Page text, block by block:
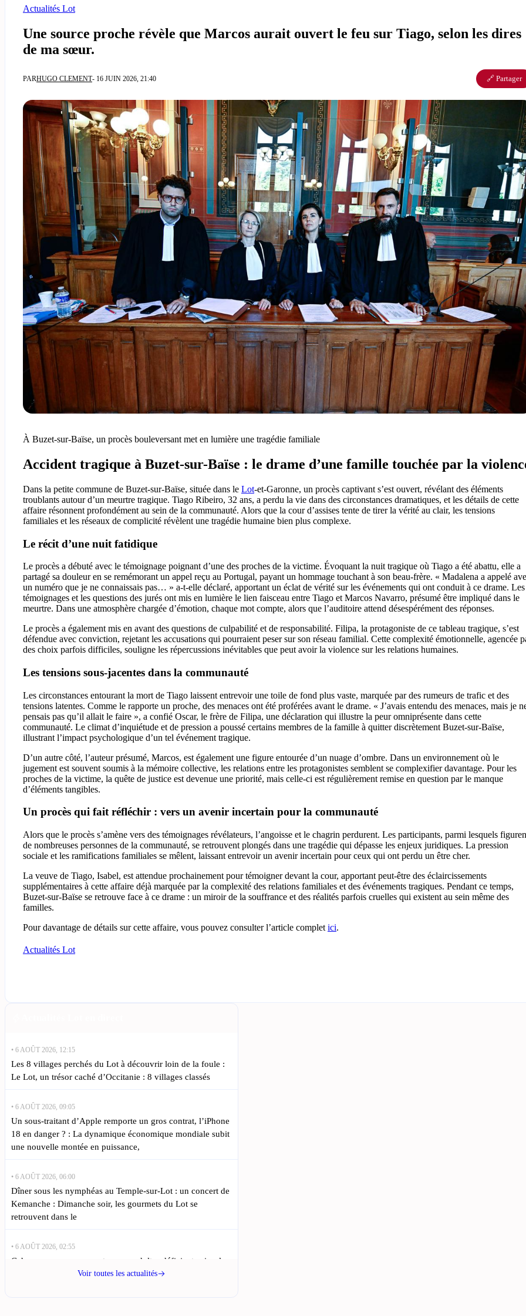
Actualités Lot
Une source proche révèle que Marcos aurait ouvert le feu sur Tiago, selon les dires
de ma sœur.
PARHUGO CLEMENT- 16 JUIN 2026, 21:40 🔗 Partager
À Buzet-sur-Baïse, un procès bouleversant met en lumière une tragédie familiale
Accident tragique à Buzet-sur-Baïse : le drame d’une famille touchée par la
Dans la petite commune de Buzet-sur-Baïse, située dans le Lot-et-Garonne, un procès captivant s’est ouvert, révélant des éléments
troublants autour d’un meurtre tragique. Tiago Ribeiro, 32 ans, a perdu la vie dans des circonstances dramatiques, et les détails de cette
affaire résonnent profondément au sein de la communauté. Alors que la cour d’assises tente de tirer la vérité au clair, les tensions
familiales et les réseaux de complicité révèlent une tragédie humaine bien plus complexe.
Le récit d’une nuit fatidique
Le procès a débuté avec le témoignage poignant d’une des proches de la victime. Évoquant la nuit tragique où Tiago a été abattu, elle a
partagé sa douleur en se remémorant un appel reçu au Portugal, payant un hommage touchant à son beau-frère. « Madalena a appelé
un numéro que je ne connaissais pas… » a-t-elle déclaré, apportant un éclat de vérité sur les événements qui ont conduit à ce drame. Les
témoignages et les questions des jurés ont mis en lumière le lien faisceau entre Tiago et Marcos Navarro, présumé être impliqué dans le
meurtre. Dans une atmosphère chargée d’émotion, chaque mot compte, alors que l’auditoire attend désespérément des réponses.
Le procès a également mis en avant des questions de culpabilité et de responsabilité. Filipa, la protagoniste de ce tableau tragique, s’est
défendue avec conviction, rejetant les accusations qui pourraient peser sur son réseau familial. Cette complexité émotionnelle, agencée
des choix parfois difficiles, souligne les répercussions inévitables que peut avoir la violence sur les relations humaines.
Les tensions sous-jacentes dans la communauté
Les circonstances entourant la mort de Tiago laissent entrevoir une toile de fond plus vaste, marquée par des rumeurs de trafic et des
tensions latentes. Comme le rapporte un proche, des menaces ont été proférées avant le drame. « J’avais entendu des menaces, mais je
pensais pas qu’il allait le faire », a confié Oscar, le frère de Filipa, une déclaration qui illustre la peur omniprésente dans cette
communauté. Le climat d’inquiétude et de pression a poussé certains membres de la famille à quitter discrètement Buzet-sur-Baïse,
illustrant l’impact psychologique d’un tel événement tragique.
D’un autre côté, l’auteur présumé, Marcos, est également une figure entourée d’un nuage d’ombre. Dans un environnement où le
jugement est souvent soumis à la mémoire collective, les relations entre les protagonistes semblent se complexifier davantage. Pour les
proches de la victime, la quête de justice est devenue une priorité, mais celle-ci est régulièrement remise en question par le manque
d’éléments tangibles.
Un procès qui fait réfléchir : vers un avenir incertain pour la communauté
Alors que le procès s’amène vers des témoignages révélateurs, l’angoisse et le chagrin perdurent. Les participants, parmi lesquels
de nombreuses personnes de la communauté, se retrouvent plongés dans une tragédie qui dépasse les enjeux juridiques. La pression
sociale et les ramifications familiales se mêlent, laissant entrevoir un avenir incertain pour ceux qui ont perdu un être cher.
La veuve de Tiago, Isabel, est attendue prochainement pour témoigner devant la cour, apportant peut-être des éclaircissements
supplémentaires à cette affaire déjà marquée par la complexité des relations familiales et des événements tragiques. Pendant ce temps,
Buzet-sur-Baïse se retrouve face à ce drame : un miroir de la souffrance et des réalités parfois cruelles qui existent au sein même des
familles.
Pour davantage de détails sur cette affaire, vous pouvez consulter l’article complet ici.
Actualités Lot
• 6 AOÛT 2026, 12:15
Les 8 villages perchés du Lot à découvrir loin de la foule :
Le Lot, un trésor caché d’Occitanie : 8 villages classés
• 6 AOÛT 2026, 09:05
Un sous-traitant d’Apple remporte un gros contrat, l’iPhone
18 en danger ? : La dynamique économique mondiale subit
une nouvelle montée en puissance,
• 6 AOÛT 2026, 06:00
Dîner sous les nymphéas au Temple-sur-Lot : un concert de
Kemanche : Dimanche soir, les gourmets du Lot se
retrouvent dans le
• 6 AOÛT 2026, 02:55
Cahors : un nouveau centre pour adultes déficients visuels
ouvre ses portes : L’ouverture d’un nouvel établissement
Voir toutes les actualités